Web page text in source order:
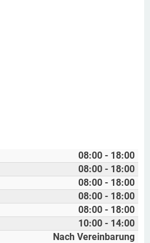
08:00 - 18:00
08:00 - 18:00
08:00 - 18:00
08:00 - 18:00
08:00 - 18:00
10:00 - 14:00
Nach Vereinbarung